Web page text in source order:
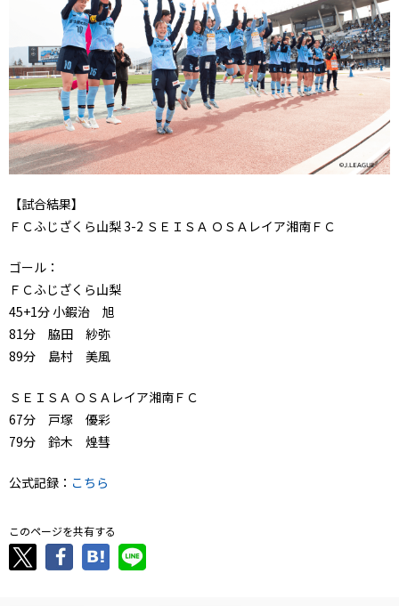
【試合結果】
ＦＣふじざくら山梨 3-2 ＳＥＩＳＡ ＯＳＡレイア湘南ＦＣ
ゴール：
ＦＣふじざくら山梨
45+1分 小鍜治 旭
81分 脇田 紗弥
89分 島村 美風
ＳＥＩＳＡ ＯＳＡレイア湘南ＦＣ
67分 戸塚 優彩
79分 鈴木 煌彗
公式記録： こちら
このページを共有する